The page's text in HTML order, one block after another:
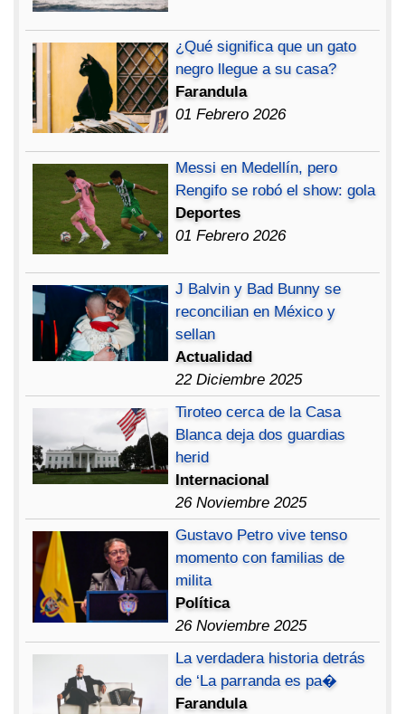
¿Qué significa que un gato
negro llegue a su casa?
Farandula
01 Febrero 2026
Messi en Medellín, pero
Rengifo se robó el show: gola
Deportes
01 Febrero 2026
J Balvin y Bad Bunny se
reconcilian en México y
sellan
Actualidad
22 Diciembre 2025
Tiroteo cerca de la Casa
Blanca deja dos guardias
herid
Internacional
26 Noviembre 2025
Gustavo Petro vive tenso
momento con familias de
milita
Política
26 Noviembre 2025
La verdadera historia detrás
de ‘La parranda es pa�
Farandula